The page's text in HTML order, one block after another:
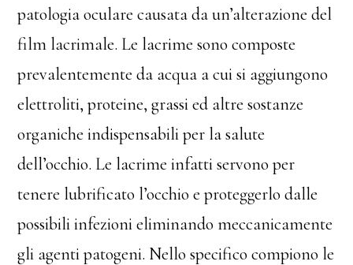
patologia oculare causata da un’alterazione del
film lacrimale. Le lacrime sono composte
prevalentemente da acqua a cui si aggiungono
elettroliti, proteine, grassi ed altre sostanze
organiche indispensabili per la salute
dell’occhio. Le lacrime infatti servono per
tenere lubrificato l’occhio e proteggerlo dalle
possibili infezioni eliminando meccanicamente
gli agenti patogeni. Nello specifico compiono le